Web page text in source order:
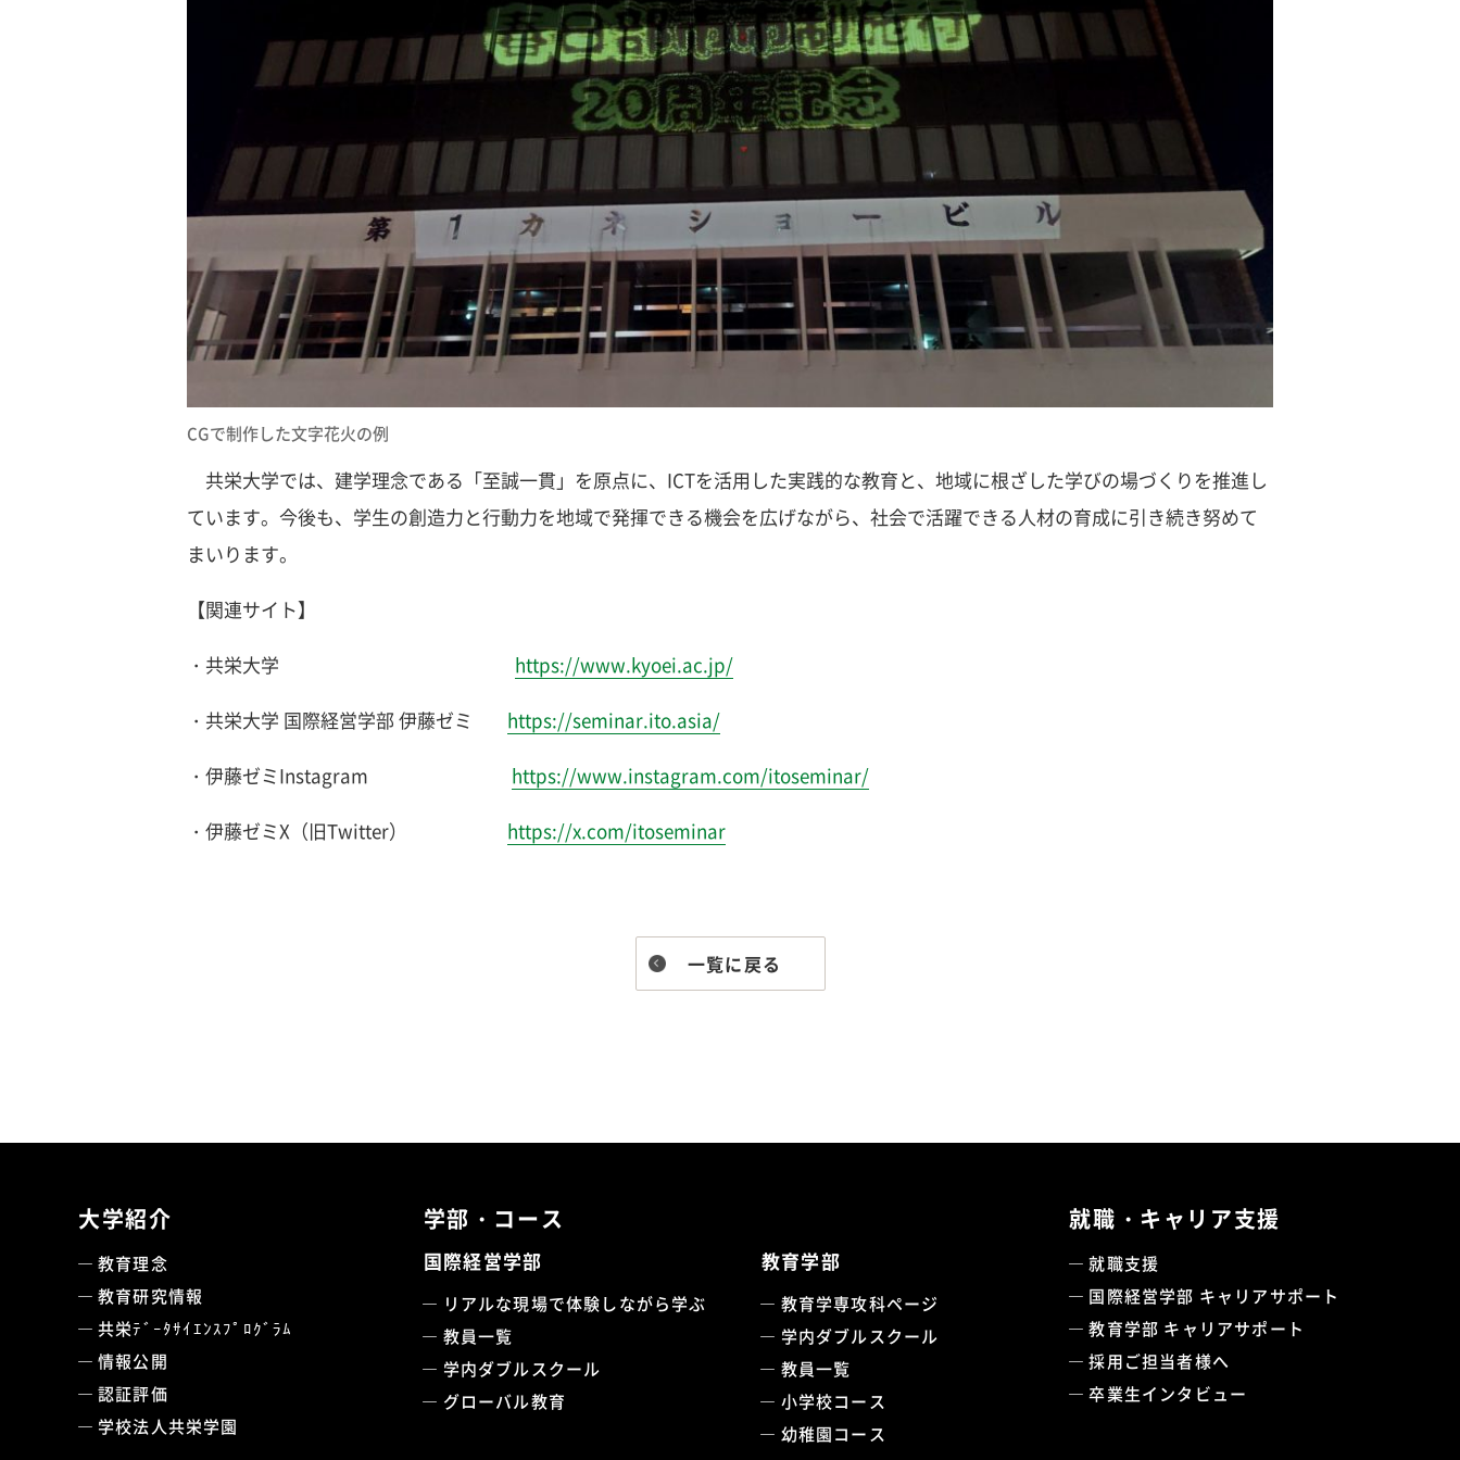
CGで制作した文字花火の例
共栄大学では、建学理念である「至誠一貫」を原点に、ICTを活用した実践的な教育と、地域に根ざした学びの場づくりを推進し
ています。今後も、学生の創造力と行動力を地域で発揮できる機会を広げながら、社会で活躍できる人材の育成に引き続き努めて
まいります。
【関連サイト】
・共栄大学 https://www.kyoei.ac.jp/
・共栄大学 国際経営学部 伊藤ゼミ https://seminar.ito.asia/
・伊藤ゼミInstagram https://www.instagram.com/itoseminar/
・伊藤ゼミX（旧Twitter） https://x.com/itoseminar
一覧に戻る
大学紹介
教育理念
教育研究情報
共栄ﾃﾞｰﾀｻｲｴﾝｽﾌﾟﾛｸﾞﾗﾑ
情報公開
認証評価
学校法人共栄学園
学部・コース
国際経営学部
リアルな現場で体験しながら学ぶ
教員一覧
学内ダブルスクール
グローバル教育
教育学部
教育学専攻科ページ
学内ダブルスクール
教員一覧
小学校コース
幼稚園コース
就職・キャリア支援
就職支援
国際経営学部 キャリアサポート
教育学部 キャリアサポート
採用ご担当者様へ
卒業生インタビュー